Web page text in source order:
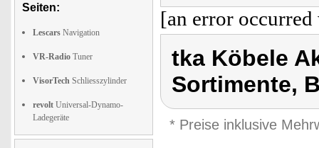
Seiten:
Lescars Navigation
VR-Radio Tuner
VisorTech Schliesszylinder
revolt Universal-Dynamo-
Ladegeräte
[an error
tka Köbele
Sortimente,
* Preise inklusive